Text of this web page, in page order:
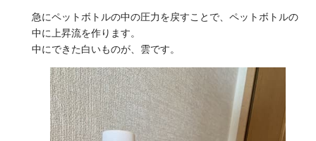
急にペットボトルの中の圧力を戻すことで、ペットボトルの
中に上昇流を作ります。
中にできた白いものが、雲です。